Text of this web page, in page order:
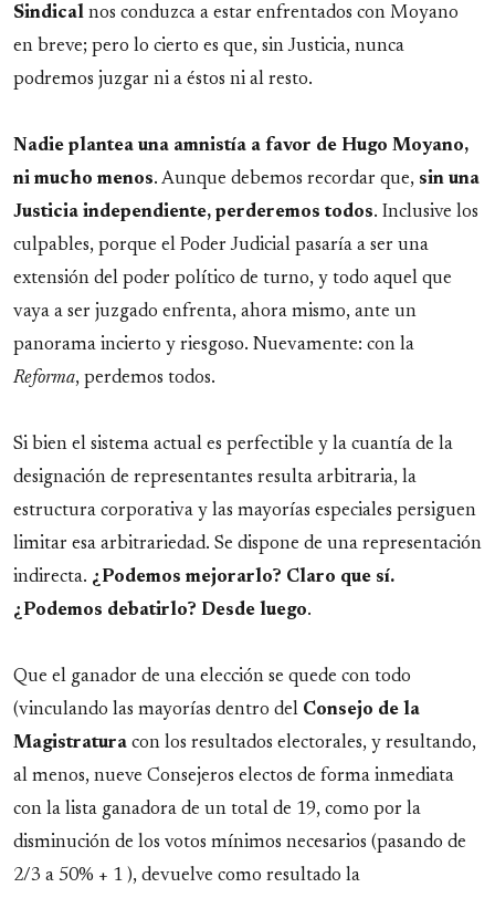
Sindical nos conduzca a estar enfrentados con Moyano
en breve; pero lo cierto es que, sin Justicia, nunca
podremos juzgar ni a éstos ni al resto.
Nadie plantea una amnistía a favor de Hugo Moyano,
ni mucho menos. Aunque debemos recordar que, sin una
Justicia independiente, perderemos todos. Inclusive los
culpables, porque el Poder Judicial pasaría a ser una
extensión del poder político de turno, y todo aquel que
vaya a ser juzgado enfrenta, ahora mismo, ante un
panorama incierto y riesgoso. Nuevamente: con la
Reforma, perdemos todos.
Si bien el sistema actual es perfectible y la cuantía de la
designación de representantes resulta arbitraria, la
estructura corporativa y las mayorías especiales persiguen
limitar esa arbitrariedad. Se dispone de una representación
indirecta. ¿Podemos mejorarlo? Claro que sí.
¿Podemos debatirlo? Desde luego.
Que el ganador de una elección se quede con todo
(vinculando las mayorías dentro del Consejo de la
Magistratura con los resultados electorales, y resultando,
al menos, nueve Consejeros electos de forma inmediata
con la lista ganadora de un total de 19, como por la
disminución de los votos mínimos necesarios (pasando de
2/3 a 50% + 1 ), devuelve como resultado la